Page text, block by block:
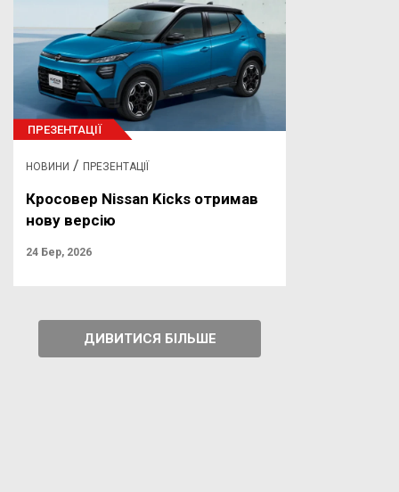
ПРЕЗЕНТАЦІЇ
НОВИНИ / ПРЕЗЕНТАЦІЇ
Кросовер Nissan Kicks отримав
нову версію
24 Бер, 2026
ДИВИТИСЯ БІЛЬШЕ